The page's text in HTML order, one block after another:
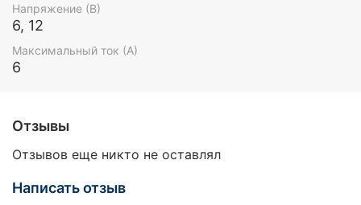
Напряжение (В)
6, 12
Максимальный ток (А)
6
Отзывы
Отзывов еще никто не оставлял
Написать отзыв